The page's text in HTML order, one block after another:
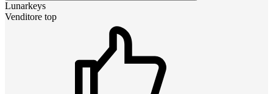
Lunarkeys
Venditore top